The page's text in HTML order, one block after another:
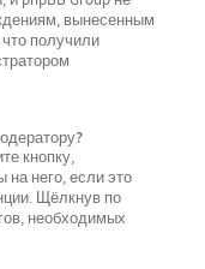
вынесенным
получили
кнопку,
него, если это
Щёлкнув по
необходимых